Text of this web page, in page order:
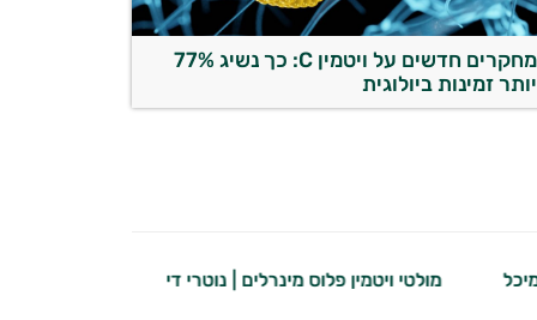
מחקרים חדשים על ויטמין C: כך נשיג 77%
יותר זמינות ביולוגית
מולטי ויטמין פלוס מינרלים | נוטרי די